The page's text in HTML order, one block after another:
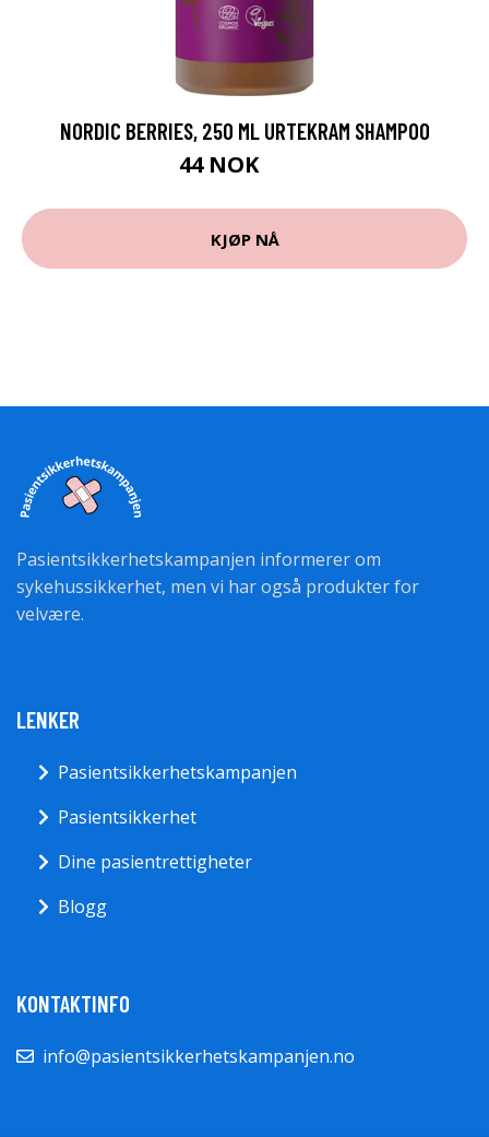
NORDIC BERRIES, 250 ML URTEKRAM SHAMPOO
44 NOK
KJØP NÅ
Pasientsikkerhetskampanjen informerer om
sykehussikkerhet, men vi har også produkter for
velvære.
LENKER
Pasientsikkerhetskampanjen
Pasientsikkerhet
Dine pasientrettigheter
Blogg
KONTAKTINFO
info@pasientsikkerhetskampanjen.no